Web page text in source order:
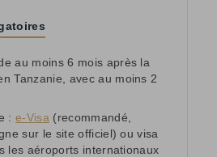
au moins 6 mois après la
Tanzanie, avec au moins 2
:e-Visa (recommandé,
sur le site officiel) ou visa
les aéroports internationaux